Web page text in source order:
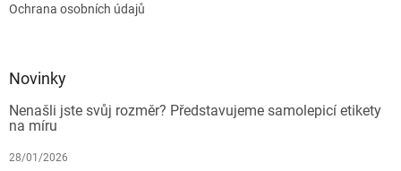
Ochrana osobních údajů
Novinky
Nenašli jste svůj rozměr? Představujeme samolepicí etikety
na míru
28/01/2026